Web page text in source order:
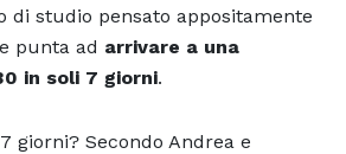
di studio pensato appositamente
punta ad arrivare a una
in soli 7 giorni.
giorni? Secondo Andrea e